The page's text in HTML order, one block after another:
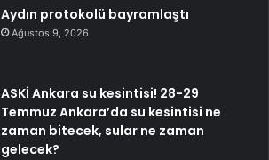
Aydın protokolü bayramlaştı
Ağustos 9, 2026
ASKİ Ankara su kesintisi! 28-29
Temmuz Ankara’da su kesintisi ne
zaman bitecek, sular ne zaman
gelecek?